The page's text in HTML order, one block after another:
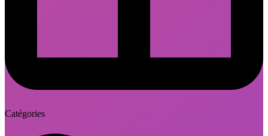
Catégories